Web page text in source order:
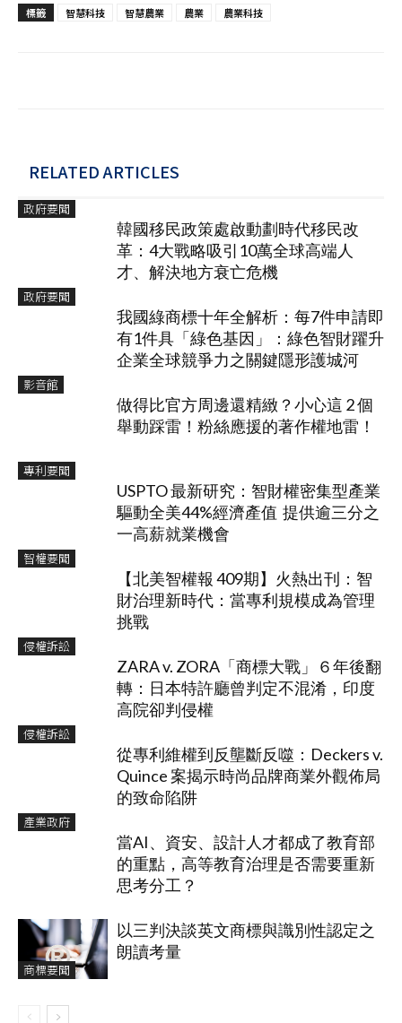
標籤 智慧科技 智慧農業 農業 農業科技
RELATED ARTICLES
政府要聞
韓國移民政策處啟動劃時代移民改
革：4大戰略吸引10萬全球高端人
才、解決地方衰亡危機
政府要聞
我國綠商標十年全解析：每7件申請即
有1件具「綠色基因」：綠色智財躍升
企業全球競爭力之關鍵隱形護城河
影音館
做得比官方周邊還精緻？小心這 2 個
舉動踩雷！粉絲應援的著作權地雷！
專利要聞
USPTO 最新研究：智財權密集型產業
驅動全美44%經濟產值 提供逾三分之
一高薪就業機會
智權要聞
【北美智權報 409期】火熱出刊：智
財治理新時代：當專利規模成為管理
挑戰
侵權訴訟
ZARA v. ZORA「商標大戰」６年後翻
轉：日本特許廳曾判定不混淆，印度
高院卻判侵權
侵權訴訟
從專利維權到反壟斷反噬：Deckers v.
Quince 案揭示時尚品牌商業外觀佈局
的致命陷阱
產業政府
當AI、資安、設計人才都成了教育部
的重點，高等教育治理是否需要重新
思考分工？
商標要聞
以三判決談英文商標與識別性認定之
朗讀考量